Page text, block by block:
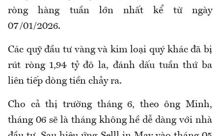
ròng hàng tuần lớn nhất kể từ ngày
07/01/2026.
Các quỹ đầu tư vàng và kim loại quý khác đã bị
rút ròng 1,94 tỷ đô la, đánh dấu tuần thứ ba
liên tiếp dòng tiền chảy ra.
Cho cả thị trường tháng 6, theo ông Minh,
tháng 06 sẽ là tháng không hề dễ dàng với nhà